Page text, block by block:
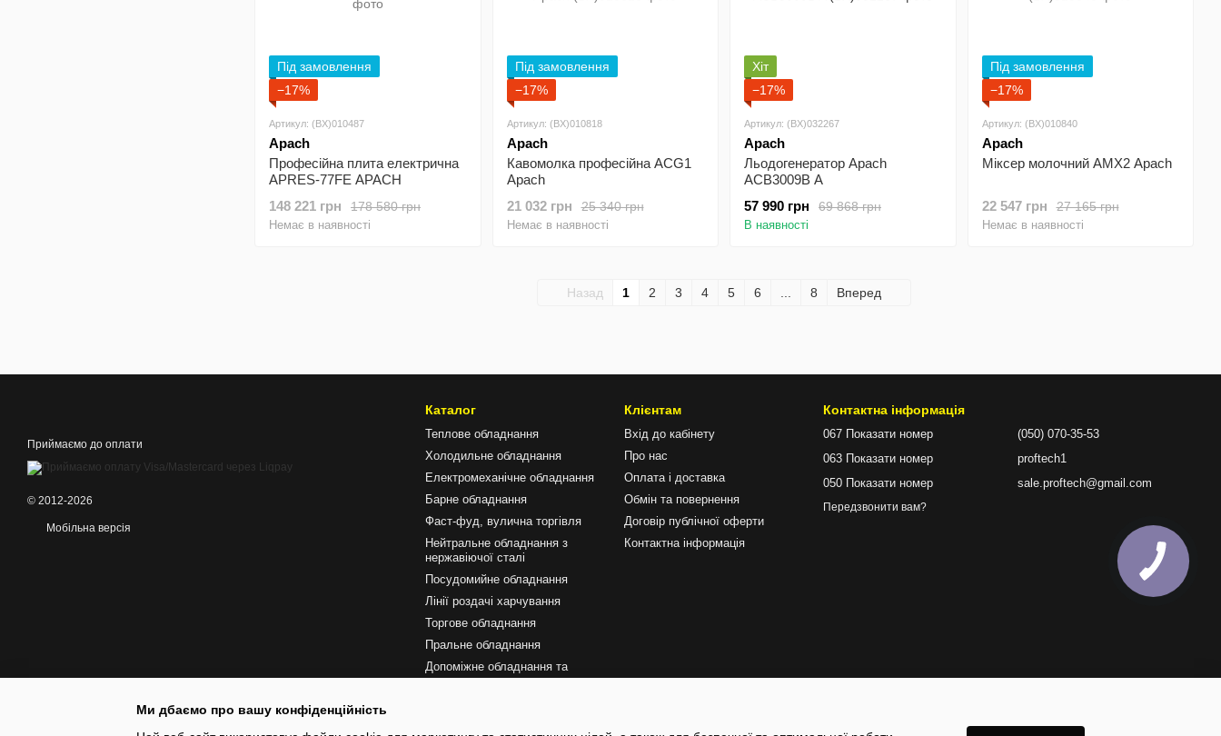
Під замовлення
−17%
Артикул: (BX)010487
Apach
Професійна плита електрична
APRES-77FE APACH
178 580 грн
148 221 грн
Немає в наявності
Під замовлення
−17%
Артикул: (BX)010818
Apach
Кавомолка професійна ACG1
Apach
25 340 грн
21 032 грн
Немає в наявності
Хіт
−17%
Артикул: (BX)032267
Apach
Льодогенератор Apach
ACB3009B A
69 868 грн
57 990 грн
В наявності
Під замовлення
−17%
Артикул: (BX)010840
Apach
Міксер молочний AMX2 Apach
27 165 грн
22 547 грн
Немає в наявності
Назад 1 2 3 4 5 6 8 Вперед
Приймаємо до оплати
© 2012-2026
Мобільна версія
Каталог
Теплове обладнання
Холодильне обладнання
Електромеханічне обладнання
Барне обладнання
Фаст-фуд, вулична торгівля
Нейтральне обладнання з
нержавіючої сталі
Посудомийне обладнання
Лінії роздачі харчування
Торгове обладнання
Пральне обладнання
Допоміжне обладнання та
аксесуари
Клієнтам
Вхід до кабінету
Про нас
Оплата і доставка
Обмін та повернення
Договір публічної оферти
Контактна інформація
Контактна інформація
067 Показати номер
063 Показати номер
050 Показати номер
Передзвонити вам?
(050) 070-35-53
proftech1
sale.proftech@gmail.com
Ми дбаємо про вашу конфіденційність